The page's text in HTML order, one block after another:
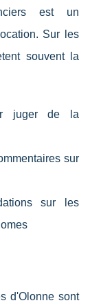
est un
Sur les
souvent la
juger de la
sur
sur les
d'Olonne sont